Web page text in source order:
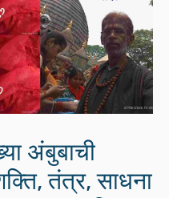
पुस्तक ज्ञान गंगा शिर्षक
mrigakshi apsara
सहित amozan पर
मूल्य 99 रूपये में …Read